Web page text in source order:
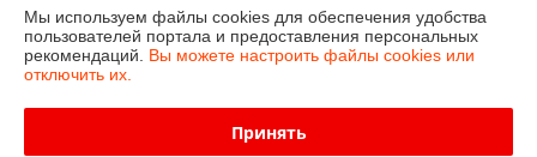
Мы используем файлы cookies для обеспечения удобства
пользователей портала и предоставления персональных
рекомендаций. Вы можете настроить файлы cookies или
отключить их.
Принять